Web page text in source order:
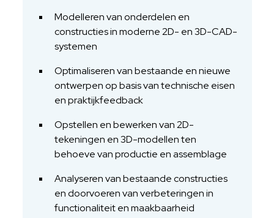
Modelleren van onderdelen en
constructies in moderne 2D- en 3D-CAD-
systemen
Optimaliseren van bestaande en nieuwe
ontwerpen op basis van technische eisen
en praktijkfeedback
Opstellen en bewerken van 2D-
tekeningen en 3D-modellen ten
behoeve van productie en assemblage
Analyseren van bestaande constructies
en doorvoeren van verbeteringen in
functionaliteit en maakbaarheid